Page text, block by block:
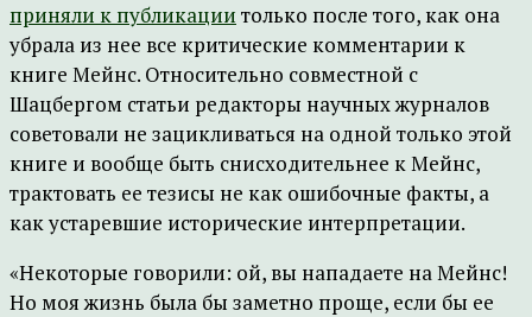
приняли к публикации только после того, как она
убрала из нее все критические комментарии к
книге Мейнс. Относительно совместной с
Шацбергом статьи редакторы научных журналов
советовали не зацикливаться на одной только этой
книге и вообще быть снисходительнее к Мейнс,
трактовать ее тезисы не как ошибочные факты, а
как устаревшие исторические интерпретации.
«Некоторые говорили: ой, вы нападаете на Мейнс!
Но моя жизнь была бы заметно проще, если бы ее